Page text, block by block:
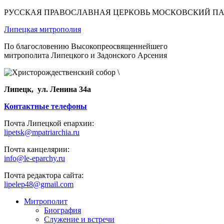
РУССКАЯ ПРАВОСЛАВНАЯ ЦЕРКОВЬ МОСКОВСКИЙ
Липецкая митрополия
По благословению Высокопреосвященнейшего
митрополита Липецкого и Задонского Арсения
Липецк, ул. Ленина 34а
Контактные телефоны
Почта Липецкой епархии:
lipetsk@mpatriarchia.ru
Почта канцелярии:
info@le-eparchy.ru
Почта редактора сайта:
lipelep48@gmail.com
Митрополит
Биография
Служение и встречи